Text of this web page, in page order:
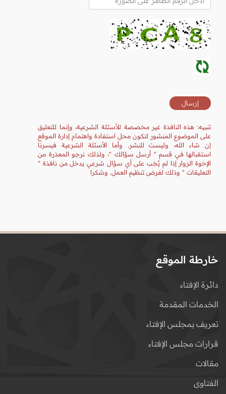
تنبيه: هذه النافذة غير مخصصة للأسئلة الشرعية، وإنما للتعليق
على الموضوع المنشور لتكون محل استفادة واهتمام إدارة الموقع
إن شاء الله، وليست للنشر. وأما الأسئلة الشرعية فيسرنا
استقبالها في قسم " أرسل سؤالك "، ولذلك نرجو المعذرة من
الإخوة الزوار إذا لم يُجَب على أي سؤال شرعي يدخل من نافذة "
التعليقات " وذلك لغرض تنظيم العمل. وشكرا
خارطة الموقع
دائرة الإفتاء
الخدمات المقدمة
تعريف بمجلس الإفتاء
قرارات مجلس الإفتاء
مقالات
الفتاوى